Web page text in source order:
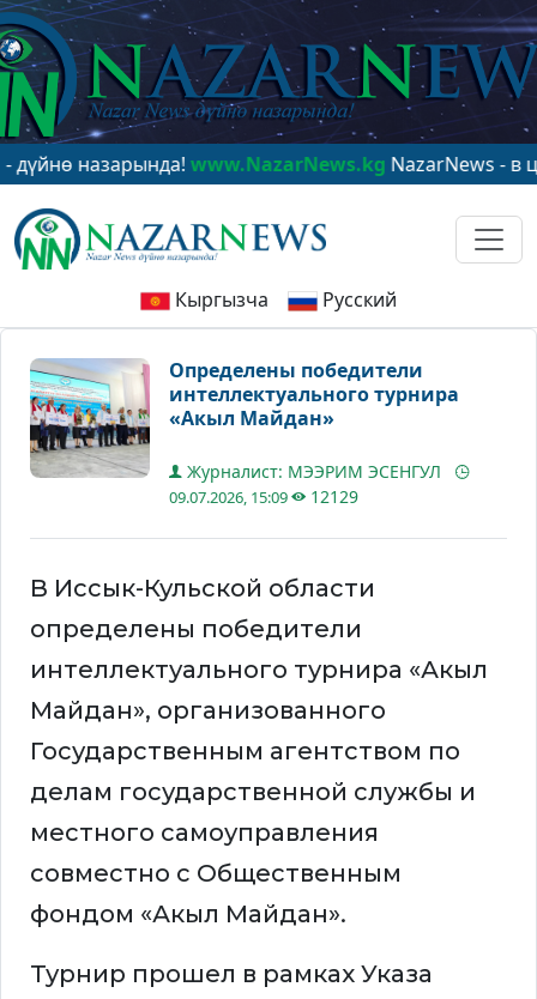
назарында!www.NazarNews.kgNazarNews - в
Кыргызча Русский
Определены победители
интеллектуального турнира
«Акыл Майдан»
Журналист: МЭЭРИМ ЭСЕНГУЛ
09.07.2026, 15:09 12129
В Иссык-Кульской области
определены победители
интеллектуального турнира «Акыл
Майдан», организованного
Государственным агентством по
делам государственной службы и
местного самоуправления
совместно с Общественным
фондом «Акыл Майдан».
Турнир прошел в рамках Указа